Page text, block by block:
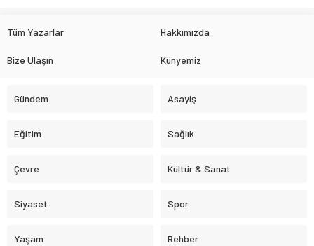
Tüm Yazarlar Hakkımızda
Bize Ulaşın Künyemiz
Gündem Asayiş
Eğitim Sağlık
Çevre Kültür & Sanat
Siyaset Spor
Yaşam Rehber